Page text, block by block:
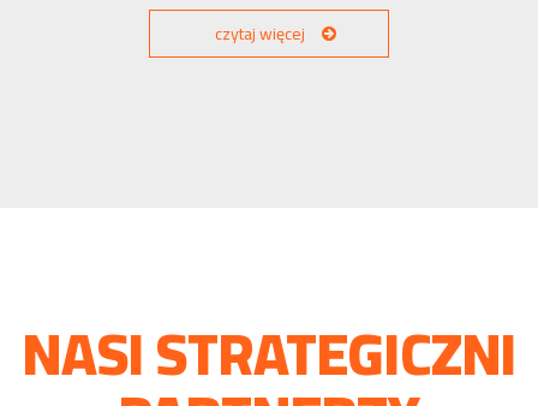
czytaj więcej
NASI STRATEGICZNI